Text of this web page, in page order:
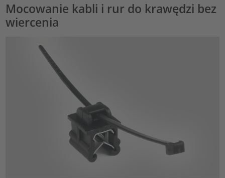
Mocowanie kabli i rur do krawędzi bez
wiercenia